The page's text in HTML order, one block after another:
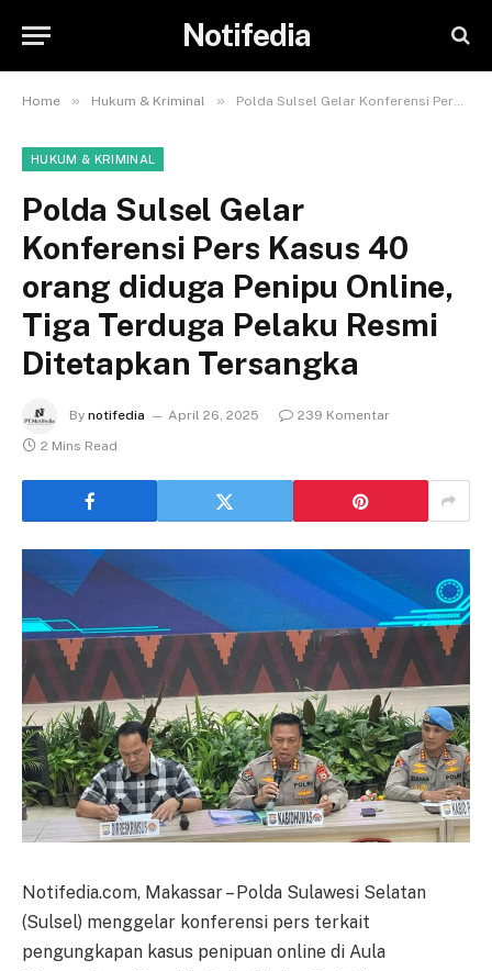
Notifedia
Home » Hukum & Kriminal » Polda Sulsel Gelar Konferensi Pers Kasus 40 orang diduga Penipu Online, Tiga Terduga Pelaku Resmi Ditetapkan Tersangka
HUKUM & KRIMINAL
Polda Sulsel Gelar
Konferensi Pers Kasus 40
orang diduga Penipu Online,
Tiga Terduga Pelaku Resmi
Ditetapkan Tersangka
By notifedia April 26, 2025
239 Komentar
2 Mins Read
Notifedia.com, Makassar – Polda Sulawesi Selatan
(Sulsel) menggelar konferensi pers terkait
pengungkapan kasus penipuan online di Aula